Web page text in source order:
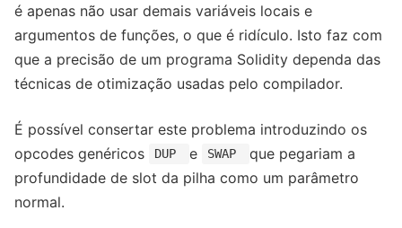
é apenas não usar demais variáveis locais e
argumentos de funções, o que é ridículo. Isto faz com
que a precisão de um programa Solidity dependa das
técnicas de otimização usadas pelo compilador.
É possível consertar este problema introduzindo os
opcodes genéricos
DUP e SWAP
que pegariam a
profundidade de slot da pilha como um parâmetro
normal.